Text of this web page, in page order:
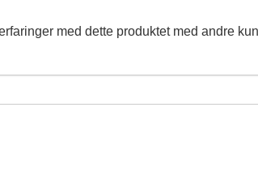
med dette produktet med andre